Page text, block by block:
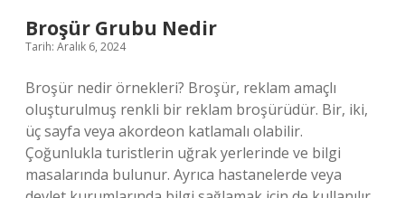
Broşür Grubu Nedir
Tarih: Aralık 6, 2024
Broşür nedir örnekleri? Broşür, reklam amaçlı
oluşturulmuş renkli bir reklam broşürüdür. Bir, iki,
üç sayfa veya akordeon katlamalı olabilir.
Çoğunlukla turistlerin uğrak yerlerinde ve bilgi
masalarında bulunur. Ayrıca hastanelerde veya